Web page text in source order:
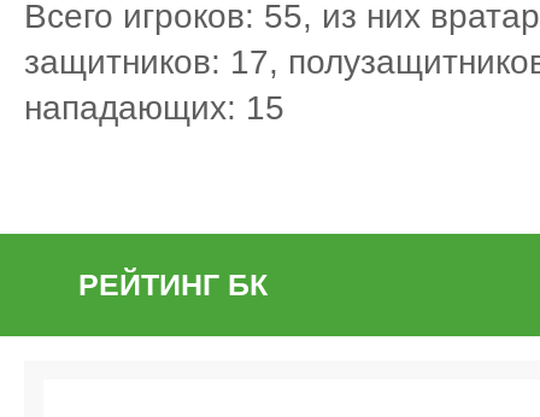
Всего игроков: 55, из них
защитников: 17,
нападающих: 15
РЕЙТИНГ БК